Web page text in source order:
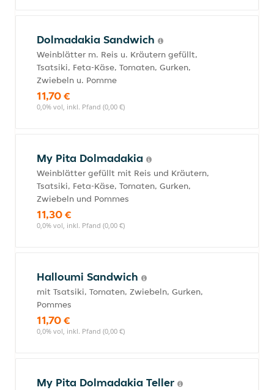
Dolmadakia Sandwich
Weinblätter m. Reis u. Kräutern gefüllt,
Tsatsiki, Feta-Käse, Tomaten, Gurken,
Zwiebeln u. Pomme
11,70 €
0,0% vol, inkl. Pfand (0,00 €)
My Pita Dolmadakia
Weinblätter gefüllt mit Reis und Kräutern,
Tsatsiki, Feta-Käse, Tomaten, Gurken,
Zwiebeln und Pommes
11,30 €
0,0% vol, inkl. Pfand (0,00 €)
Halloumi Sandwich
mit Tsatsiki, Tomaten, Zwiebeln, Gurken,
Pommes
11,70 €
0,0% vol, inkl. Pfand (0,00 €)
My Pita Dolmadakia Teller